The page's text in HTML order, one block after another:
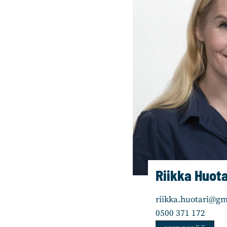
i
k
i
n
n
Riikka
0500 371 172